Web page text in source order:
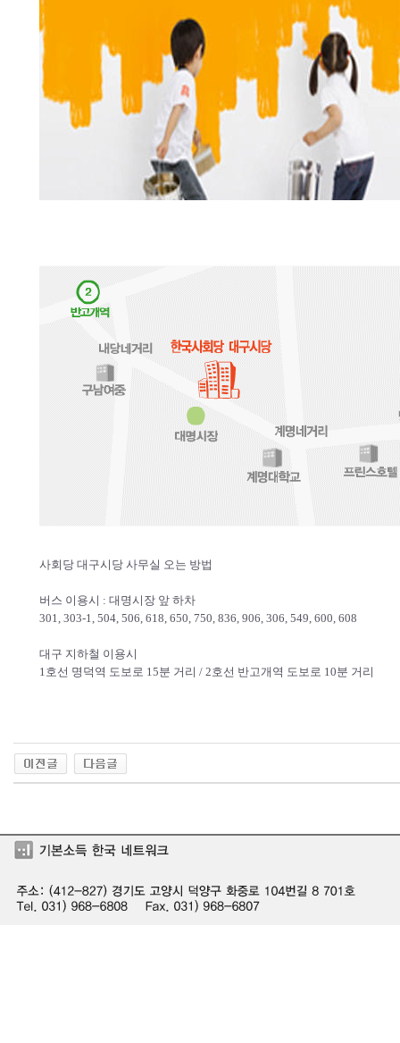
사회당 대구시당 사무실 오는 방법
버스 이용시 : 대명시장 앞 하차
301, 303-1, 504, 506, 618, 650, 750, 836, 906, 306, 549, 600, 608
대구 지하철 이용시
1호선 명덕역 도보로 15분 거리 / 2호선 반고개역 도보로 10분 거리